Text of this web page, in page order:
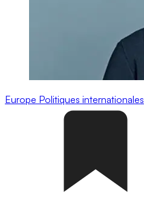
Europe Politiques internationales